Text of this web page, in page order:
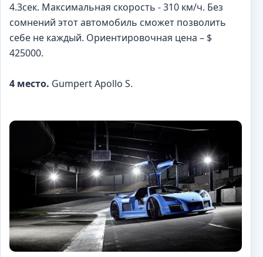
4.3сек. Максимальная скорость - 310 км/ч. Без
сомнений этот автомобиль сможет позволить
себе не каждый. Ориентировочная цена – $
425000.
4 место. Gumpert Apollo S.